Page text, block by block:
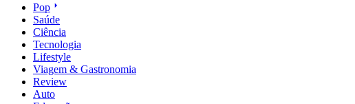
Pop
Saúde
Ciência
Tecnologia
Lifestyle
Viagem & Gastronomia
Review
Auto